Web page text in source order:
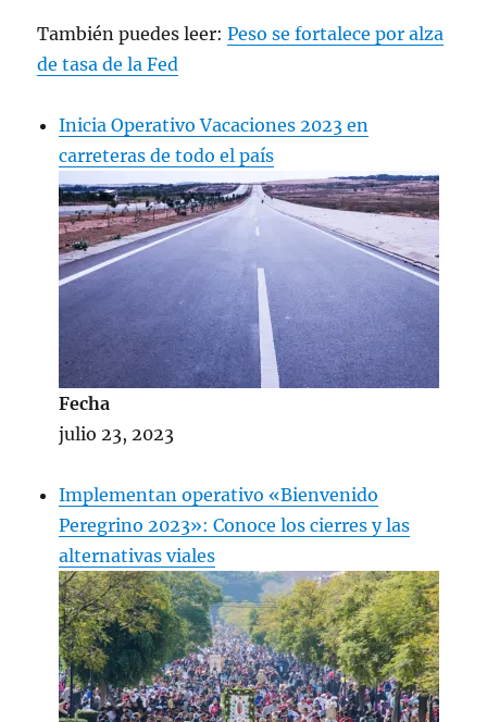
También puedes leer:Peso se fortalece por alza
de tasa de la Fed
Inicia Operativo Vacaciones 2023 en
carreteras de todo el país
Fecha
julio 23, 2023
Implementan operativo «Bienvenido
Peregrino 2023»: Conoce los cierres y las
alternativas viales